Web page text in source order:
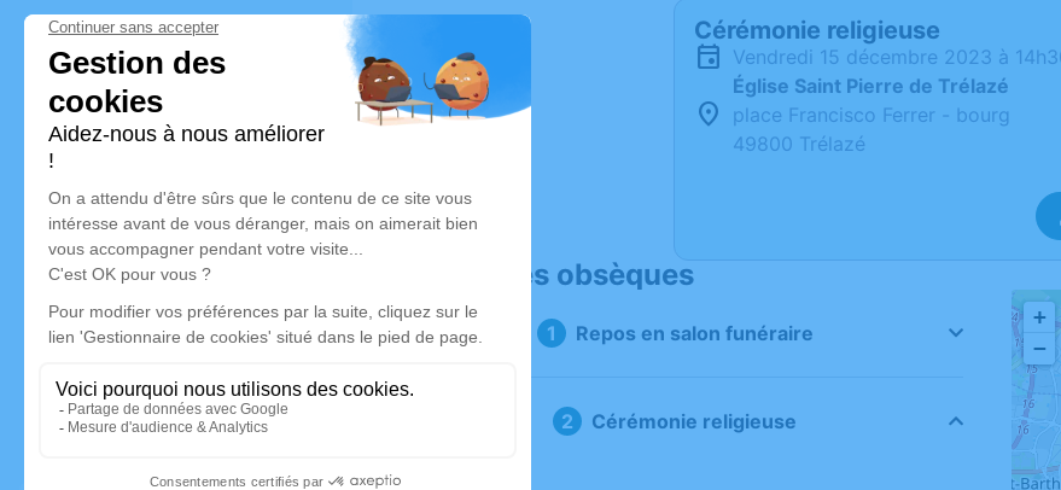
Cérémonie religieuse
vendredi 15 décembre 2023 à
Église Saint Pierre de Trélazé
place Francisco Ferrer - bourg
49800 Trélazé
Déroulé des obsèques
Repos en salon funéraire
Cérémonie religieuse
+
−